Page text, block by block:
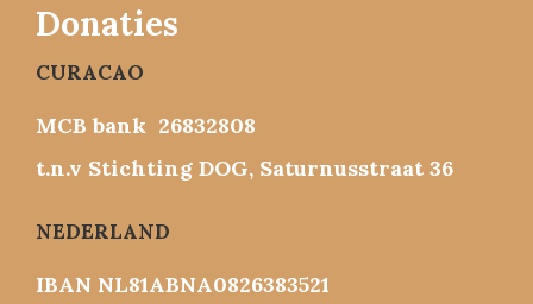
Donaties
CURACAO
MCB bank 26832808
t.n.v Stichting DOG, Saturnusstraat 36
NEDERLAND
IBAN NL81ABNA0826383521